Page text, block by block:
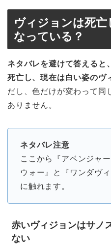
ヴィジョンは死亡
なっている？
ネタバレを避けて答えると
死亡し、現在は白い姿のヴ
だし、色だけが変わって同
ありません。
ネタバレ注意
ここから『アベンジャ
ウォー』と『ワンダヴ
に触れます。
赤いヴィジョンはサノ
ない